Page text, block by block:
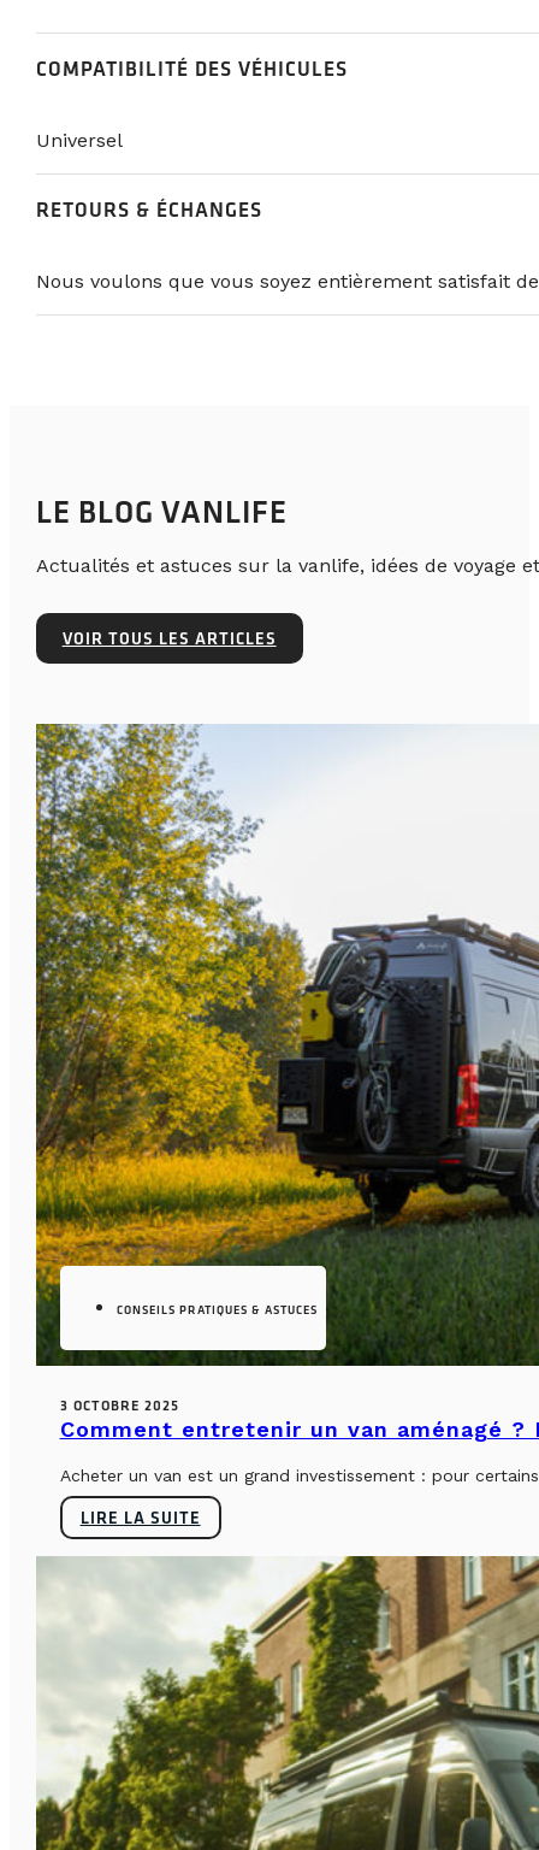
COMPATIBILITÉ DES VÉHICULES
Universel
RETOURS & ÉCHANGES
Nous voulons que vous soyez entièrement satisfait
LE BLOG VANLIFE
Actualités et astuces sur la vanlife, idées de voyage
VOIR TOUS LES ARTICLES
CONSEILS PRATIQUES & ASTUCES
3 OCTOBRE 2025
Comment entretenir un van aménagé
Acheter un van est un grand investissement : pour
LIRE LA SUITE